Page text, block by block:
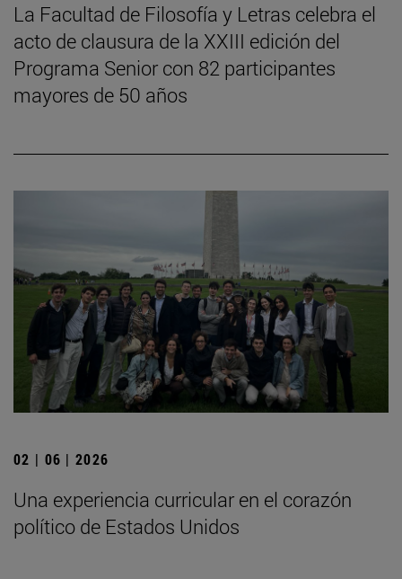
La Facultad de Filosofía y Letras celebra el
acto de clausura de la XXIII edición del
Programa Senior con 82 participantes
mayores de 50 años
02 | 06 | 2026
Una experiencia curricular en el corazón
político de Estados Unidos